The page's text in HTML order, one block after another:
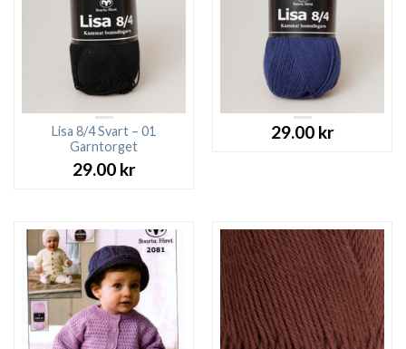
Lisa 8/4 Svart – 01
Garntorget
29.00 kr
29.00 kr